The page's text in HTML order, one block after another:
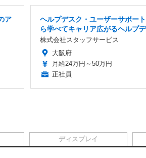
ア
ヘルプデスク・ユーザーサポー
ら学べてキャリア広がるヘルプ
株式会社スタッフサービス
大阪府
月給24万円～50万円
正社員
ディスプレイ